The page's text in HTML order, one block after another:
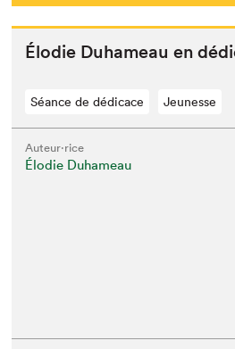
Élodie Duhameau en
Séance de dédicace Jeunesse
Auteur·rice
Élodie Duhameau